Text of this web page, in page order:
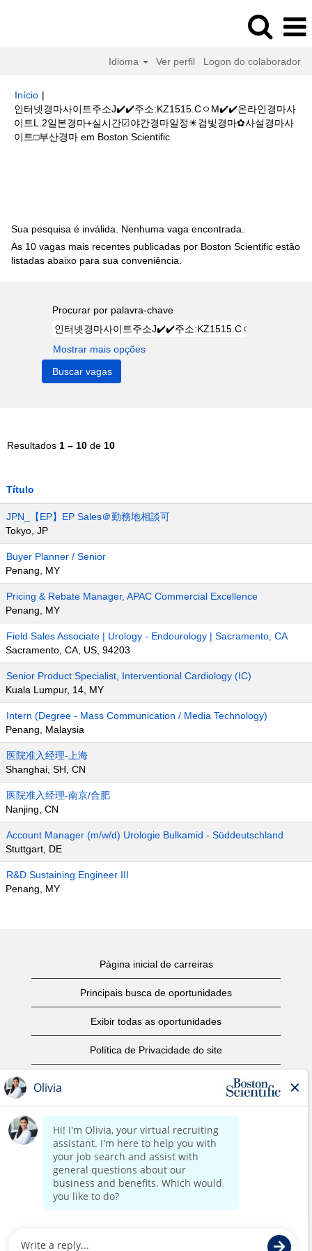
Idioma Ver perfil Logon do colaborador
Início |
인터넷경마사이트주소J✔️✔️주소:KZ1515.CㅇM✔️✔️온라인경마사
이트L.2일본경마+실시간☑야간경마일정☀검빛경마✿사설경마사
이트□부산경마 em Boston Scientific(página
Sua pesquisa é inválida. Nenhuma vaga encontrada.
As 10 vagas mais recentes publicadas por Boston Scientific estão
listadas abaixo para sua conveniência.
Procurar por palavra-chave
Mostrar mais opções
Resultados 1 – 10 de 10
Título
JPN_【EP】EP Sales＠勤務地相談可
Tokyo, JP
Buyer Planner / Senior
Penang, MY
Pricing & Rebate Manager, APAC Commercial Excellence
Penang, MY
Field Sales Associate | Urology - Endourology | Sacramento, CA
Sacramento, CA, US, 94203
Senior Product Specialist, Interventional Cardiology (IC)
Kuala Lumpur, 14, MY
Intern (Degree - Mass Communication / Media Technology)
Penang, Malaysia
医院准入经理-上海
Shanghai, SH, CN
医院准入经理-南京/合肥
Nanjing, CN
Account Manager (m/w/d) Urologie Bulkamid - Süddeutschland
Stuttgart, DE
R&D Sustaining Engineer III
Penang, MY
Página inicial de carreiras
Principais busca de oportunidades
Exibir todas as oportunidades
Política de Privacidade do site
Aviso de Direitos Autorais
Entre em contato conosco
Página corporativa